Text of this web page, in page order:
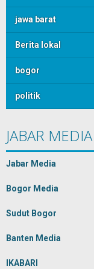
jawa barat
Berita lokal
bogor
politik
JABAR
Jabar Media
Bogor Media
Sudut Bogor
Banten Media
IKABARI